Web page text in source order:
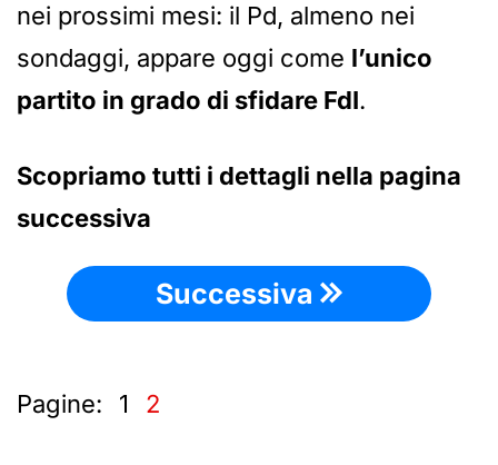
nei prossimi mesi: il Pd, almeno nei
sondaggi, appare oggi come l’unico
partito in grado di sfidare FdI.
Scopriamo tutti i dettagli nella pagina
successiva
Successiva
Pagine: 1 2